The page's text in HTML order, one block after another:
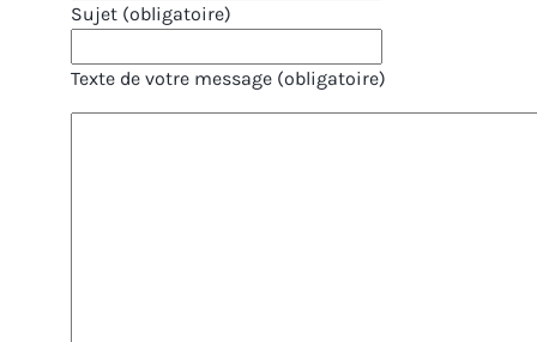
Sujet (obligatoire)
Texte de votre message (obligatoire)